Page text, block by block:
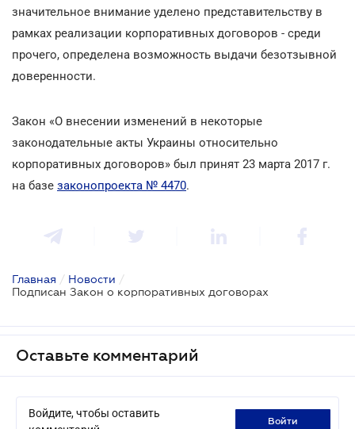
значительное внимание уделено представительству в
рамках реализации корпоративных договоров - среди
прочего, определена возможность выдачи безотзывной
доверенности.
Закон «О внесении изменений в некоторые
законодательные акты Украины относительно
корпоративных договоров» был принят 23 марта 2017 г.
на базе законопроекта № 4470.
Главная / Новости /
Подписан Закон о корпоративных договорах
Оставьте комментарий
Войдите, чтобы оставить
войти